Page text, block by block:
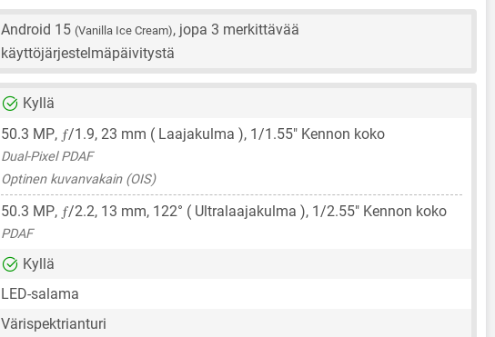
Android 15 (Vanilla Ice Cream), jopa 3 merkittävää
käyttöjärjestelmäpäivitystä
Kyllä
50.3 MP, ƒ/1.9, 23 mm ( Laajakulma ), 1/1.55" Kennon koko
Dual-Pixel PDAF
Optinen kuvanvakain (OIS)
50.3 MP, ƒ/2.2, 13 mm, 122° ( Ultralaajakulma ), 1/2.55" Kennon koko
PDAF
Kyllä
LED-salama
Värispektrianturi